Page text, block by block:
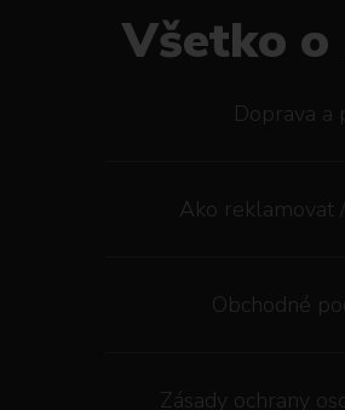
Všetko o
Doprava a
Ako reklamovat
Obchodné
Zásady ochrany